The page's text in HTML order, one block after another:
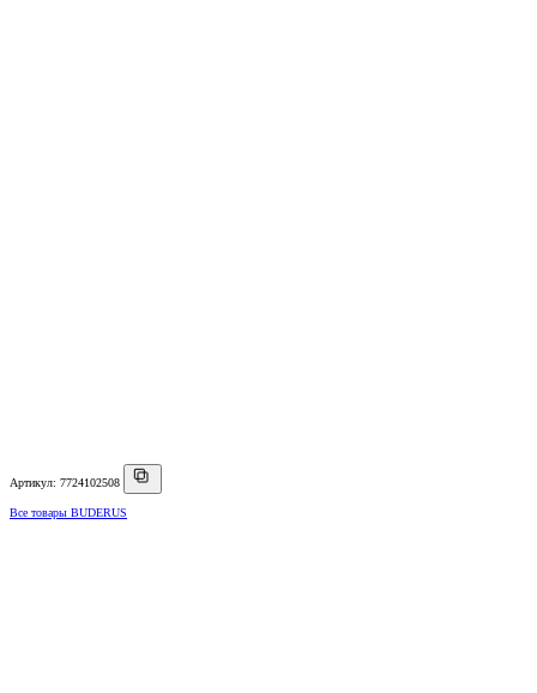
Артикул: 7724102508
Все товары BUDERUS